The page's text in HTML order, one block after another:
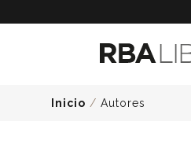
Inicio / Autores